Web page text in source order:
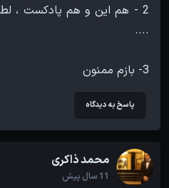
2 - هم این و هم پادکست ،
3- بازم ممنون
پاسخ به دیدگاه
محمد ذاکری
11 سال پیش